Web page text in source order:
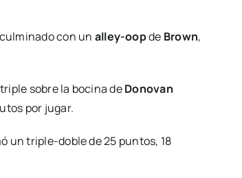
con un alley-oopde Brown,
sobre la bocina deDonovan
por jugar.
un triple-doble de 25 puntos, 18